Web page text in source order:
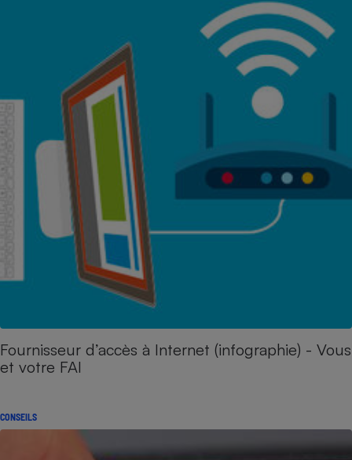
Fournisseur d’accès à Internet (infographie) - Vous
et votre FAI
CONSEILS